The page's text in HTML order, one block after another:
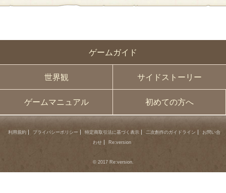
ゲームガイド
世界観 サイドストーリー
ゲームマニュアル 初めての方へ
利用規約 プライバシーポリシー 特定商取引法に基づく表示 二次創作のガイドライン
お問い合
わせ
Re:version
© 2017 Re:version.